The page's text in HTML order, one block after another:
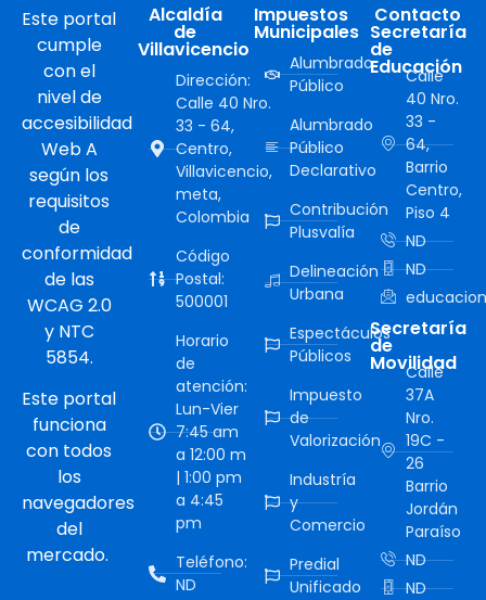
Este portal
cumple
con el
nivel de
accesibilidad
Web A
según los
requisitos
de
conformidad
de las
WCAG 2.0
y NTC
5854.
Este portal
funciona
con todos
los
navegadores
del
mercado.
Alcaldía
de
Villavicencio
Dirección:
Calle 40 Nro.
33 - 64,
Centro,
Villavicencio,
meta,
Colombia
Código
Postal:
500001
Horario
de
atención:
Lun-Vier
7:45 am
a 12:00 m
| 1:00 pm
a 4:45
pm
Teléfono:
ND
Impuestos
Municipales
Alumbrado
Público
Alumbrado
Público
Declarativo
Contribución
Plusvalía
Delineación
Urbana
Espectáculos
Públicos
Impuesto
de
Valorización
Industría
y
Comercio
Predial
Unificado
Contacto
Secretaría
de
Educación
Calle
40 Nro.
33 -
64,
Barrio
Centro,
Piso 4
ND
ND
Secretaría
de
Movilidad
Calle
37A
Nro.
19C -
26
Barrio
Jordán
Paraíso
ND
ND